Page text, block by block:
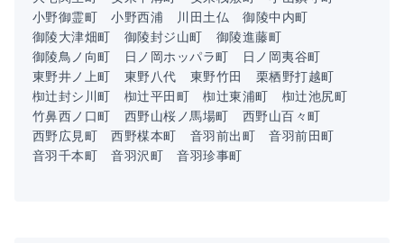
小野御霊町
小野西浦 川田土仏
御陵中内町
御陵大津畑町
御陵封ジ山町
御陵進藤町
御陵鳥ノ向町
日ノ岡ホッパラ町
日ノ岡夷谷町
東野井ノ上町
東野八代 東野竹田
栗栖野打越町
椥辻封シ川町
椥辻平田町 椥辻東浦町
椥辻池尻町
竹鼻西ノ口町
西野山桜ノ馬場町
西野山百々町
西野広見町
西野楳本町 音羽前出町
音羽前田町
音羽千本町
音羽沢町 音羽珍事町